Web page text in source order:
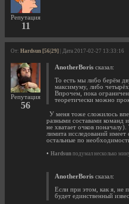
Репутация
11
От: Hardsun [56|29] | Дата 2017-02-27 13:33:16
Репутация
56
AnotherBoris сказал:
То есть мы либо берём
максимуму, либо
Впрочем, пока
теоретически можно
У меня тоже сложилось
разными составами команд
не хватает очков
лимита исследований имеет
остальные по
• Hardsun подумал несколько
AnotherBoris сказал:
Если при этом, как я, не
будет единственный